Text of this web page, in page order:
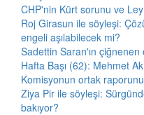
CHP'nin Kürt sorunu ve
Roj Girasun ile söyleşi:
engeli aşılabilecek mi?
Sadettin Saran'ın çiğnenen
Hafta Başı (62): Mehmet
Komisyonun ortak
Ziya Pir ile söyleşi:
bakıyor?